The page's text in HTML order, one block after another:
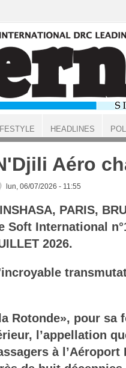
Aéro
lun, 06/07/2026 - 11:55
PARIS,
Soft International
2026.
Rotonde», pour sa
l’appellation
à
HEADLINES